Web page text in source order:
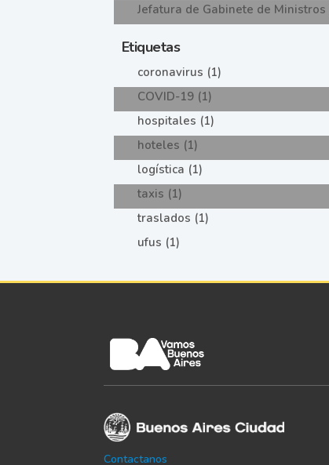
Jefatura de Gabinete de Ministros
Etiquetas
coronavirus (1)
COVID-19 (1)
hospitales (1)
hoteles (1)
logística (1)
taxis (1)
traslados (1)
ufus (1)
Contactanos